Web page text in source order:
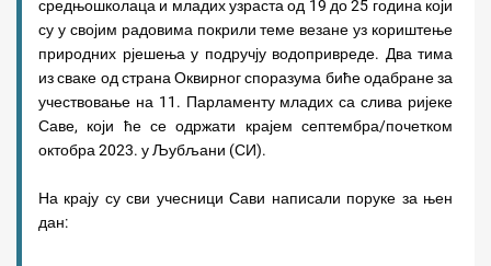
средњошколаца и младих узраста од 19 до 25 година који
су у својим радовима покрили теме везане уз кориштење
природних рјешења у подручју водопривреде. Два тима
из сваке од страна Оквирног споразума биће одабране за
учествовање на 11. Парламенту младих са слива ријеке
Саве, који ће се одржати крајем септембра/почетком
октобра 2023. у Љубљани (СИ).
На крају су сви учесници Сави написали поруке за њен
дан: